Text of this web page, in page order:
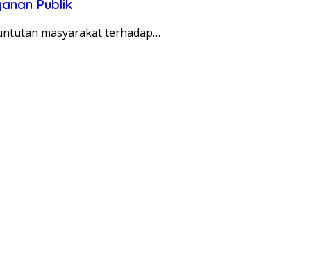
Publik
masyarakat terhadap…